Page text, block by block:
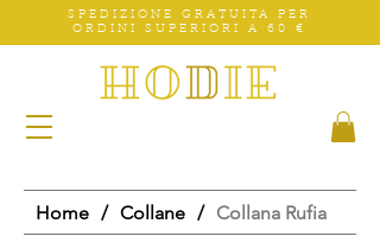
SPEDIZIONE GRATUITA PER
ORDINI SUPERIORI A 60 €
Home / Collane / Collana Rufia